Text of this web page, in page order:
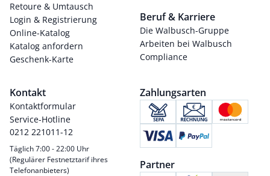
Retoure & Umtausch
Login & Registrierung
Online-Katalog
Katalog anfordern
Geschenk-Karte
Beruf & Karriere
Die Walbusch-Gruppe
Arbeiten bei Walbusch
Compliance
Kontakt
Kontaktformular
Service-Hotline
0212 221011-12
Täglich 7:00 - 22:00 Uhr
(Regulärer Festnetztarif ihres
Telefonanbieters)
Zahlungsarten
Partner